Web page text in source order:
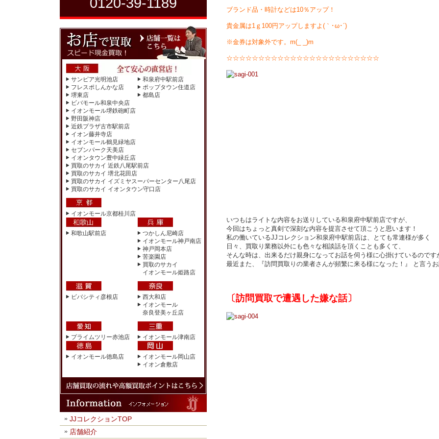
サンピア光明池店
フレスポしんかな店
堺東店
和泉府中駅前店
ポップタウン住道店
都島店
ビバモール和泉中央店
イオンモール堺鉄砲町店
野田阪神店
近鉄プラザ古市駅前店
イオン藤井寺店
イオンモール鶴見緑地店
セブンパーク天美店
イオンタウン豊中緑丘店
買取のサカイ 近鉄八尾駅前店
買取のサカイ 堺北花田店
買取のサカイ イズミヤスーパーセンター八尾店
買取のサカイ イオンタウン守口店
イオンモール京都桂川店
和歌山駅前店
つかしん尼崎店
イオンモール神戸南店
神戸岡本店
苦楽園店
買取のサカイ
イオンモール姫路店
ビバシティ彦根店
西大和店
イオンモール
奈良登美ヶ丘店
プライムツリー赤池店 イオンモール津南店
イオンモール徳島店
イオンモール岡山店
イオン倉敷店
JJコレクションTOP
店舗紹介
ブランド品・時計などは10％アップ！
貴金属は1ｇ100円アップしますよ(｀･ω･´)ゞ
※金券は対象外です。m(_ _)m
☆☆☆☆☆☆☆☆☆☆☆☆☆☆☆☆☆☆☆☆☆☆☆☆
いつもはライトな内容をお送りしている和泉府中駅前店ですが、
今回はちょっと真剣で深刻な内容を提言させて頂こうと思います！
私の働いているJJコレクション和泉府中駅前店は、とても常連様が多く
日々、買取り業務以外にも色々な相談話を頂くことも多くて、
そんな時は、出来るだけ親身になってお話を伺う様に心掛けているのです
最近また、『訪問買取りの業者さんが頻繁に来る様になった！』 と言うお
〔訪問買取で遭遇した嫌な話〕